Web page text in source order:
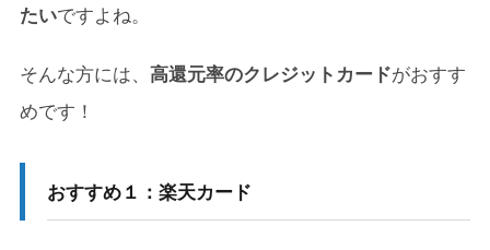
たいですよね。
そんな方には、 高還元率のクレジットカードがおすす
めです！
おすすめ１：楽天カード